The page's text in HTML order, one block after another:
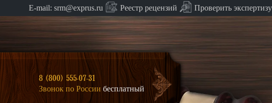
E-mail: srm@exprus.ru Реестр рецензий Проверить экспертизу
8 (800) 555-07-31
Звонок по России бесплатный